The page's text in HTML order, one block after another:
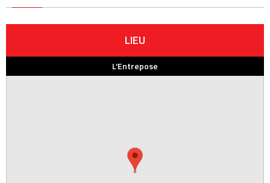
LIEU
L'Entrepose